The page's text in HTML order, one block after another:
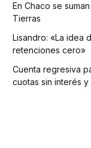
En Chaco se
Tierras
Lisandro: «La idea
retenciones cero»
Cuenta regresiva
cuotas sin interés